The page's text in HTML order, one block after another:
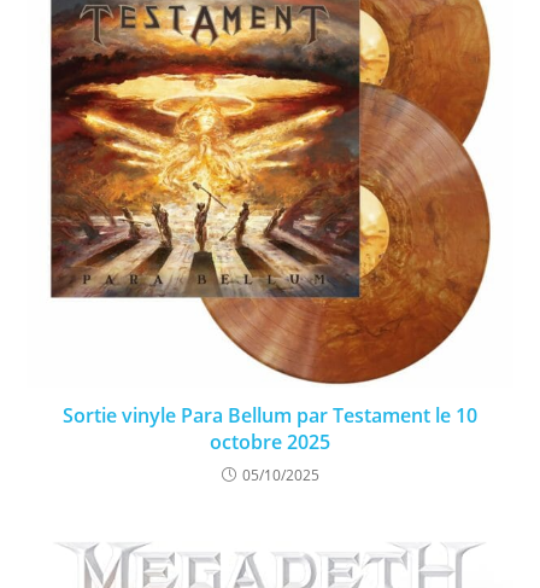
Sortie vinyle Para Bellum par Testament le 10
octobre 2025
05/10/2025